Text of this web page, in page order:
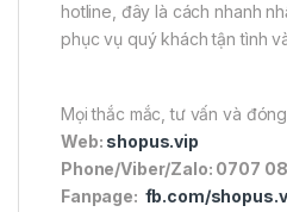
hotline, đây là cách nhanh
phục vụ quý khách tận tình
Mọi thắc mắc, tư vấn và
Web: shopus.vip
Phone/Viber/Zalo: 0707
Fanpage: fb.com/